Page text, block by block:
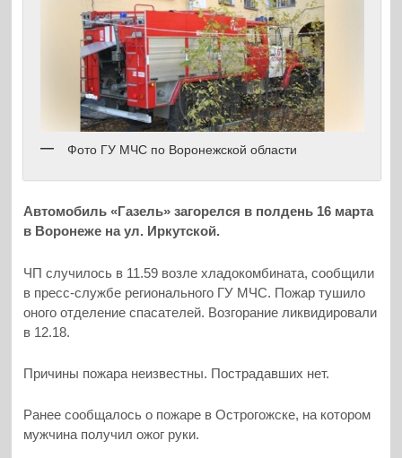
Фото ГУ МЧС по Воронежской области
Автомобиль «Газель» загорелся в полдень 16 марта
в Воронеже на ул. Иркутской.
ЧП случилось в 11.59 возле хладокомбината, сообщили
в пресс-службе регионального ГУ МЧС. Пожар тушило
оного отделение спасателей. Возгорание ликвидировали
в 12.18.
Причины пожара неизвестны. Пострадавших нет.
Ранее сообщалось о пожаре в Острогожске, на котором
мужчина получил ожог руки.